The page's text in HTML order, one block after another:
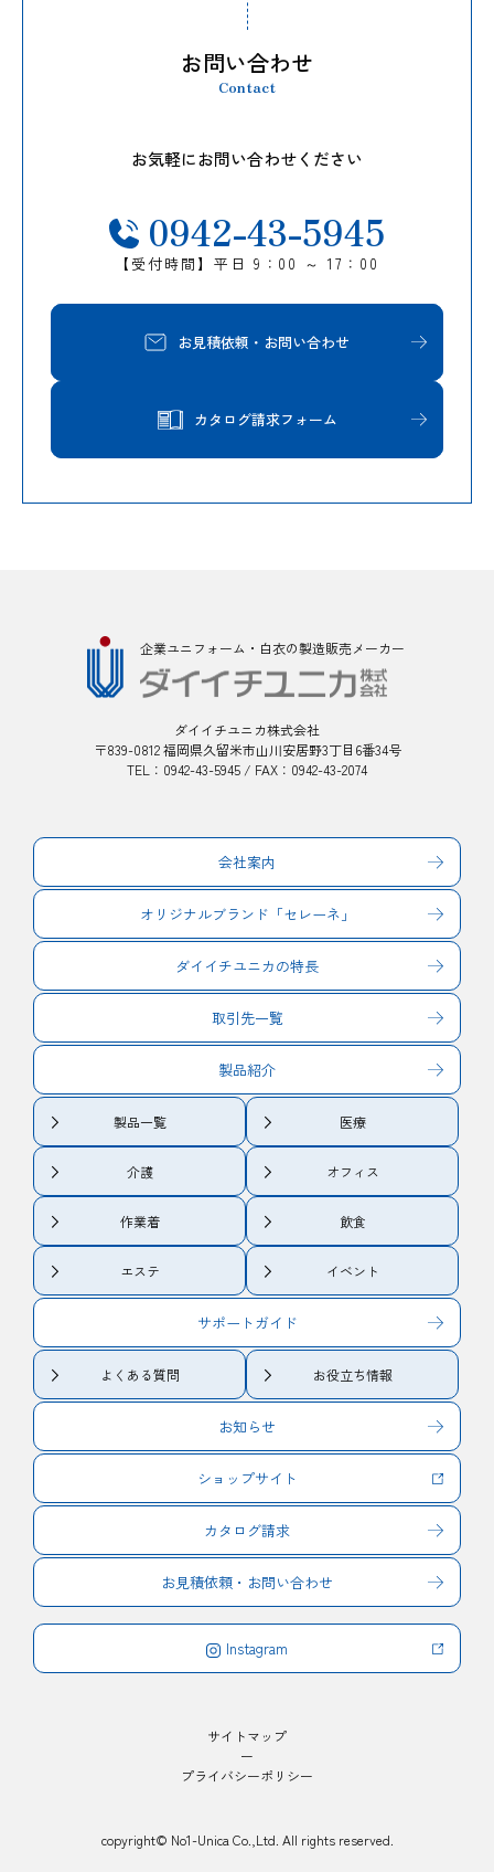
お問い合わせ
Contact
お気軽にお問い合わせください
0942-43-5945
【受付時間】平日 9：00 ～ 17：00
お見積依頼・お問い合わせ
カタログ請求フォーム
企業ユニフォーム・白衣の製造販売メーカー
ダイイチユニカ株式会社
〒839-0812 福岡県久留米市山川安居野3丁目6番34号
TEL：0942-43-5945 / FAX：0942-43-2074
会社案内
オリジナルブランド「セレーネ」
ダイイチユニカの特長
取引先一覧
製品紹介
製品一覧 医療
介護 オフィス
作業着 飲食
エステ イベント
サポートガイド
よくある質問 お役立ち情報
お知らせ
ショップサイト
カタログ請求
お見積依頼・お問い合わせ
Instagram
サイトマップ
プライバシーポリシー
copyright© No1-Unica Co.,Ltd. All rights reserved.